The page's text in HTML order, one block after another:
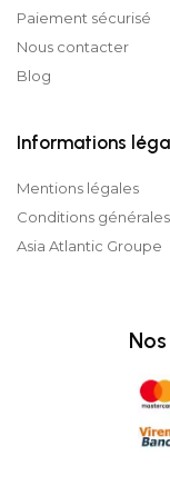
Paiement sécurisé
Nous contacter
Blog
Informations
Mentions légales
Conditions
Asia Atlantic Groupe